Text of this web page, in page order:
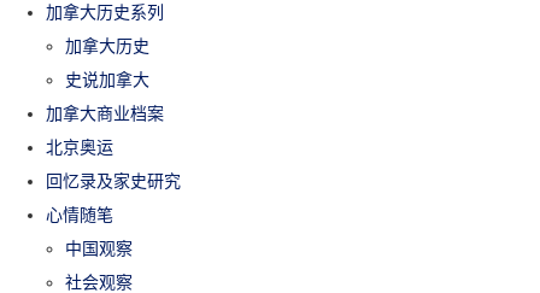
加拿大历史系列
加拿大历史
史说加拿大
加拿大商业档案
北京奥运
回忆录及家史研究
心情随笔
中国观察
社会观察